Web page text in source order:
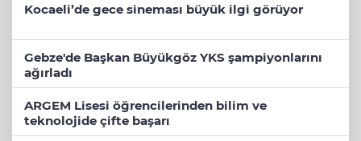
Kocaeli’de gece sineması büyük ilgi görüyor
Gebze'de Başkan Büyükgöz YKS şampiyonlarını
ağırladı
ARGEM Lisesi öğrencilerinden bilim ve
teknolojide çifte başarı